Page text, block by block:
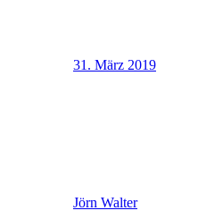
31. März 2019
Jörn Walter